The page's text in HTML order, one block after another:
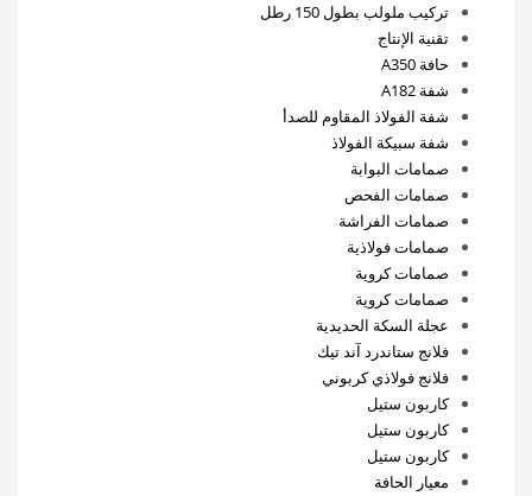
تركيب ملولب بطول 150 رطل
تقنية الإنتاج
حافة A350
شفة A182
شفة الفولاذ المقاوم للصدأ
شفة سبيكة الفولاذ
صمامات البوابة
صمامات الفحص
صمامات الفراشة
صمامات فولاذية
صمامات كروية
صمامات كروية
عجلة السكة الحديدية
فلانج ستاندرد آند تيك
فلانج فولاذي كربوني
كاربون ستيل
كاربون ستيل
كاربون ستيل
معيار الحافة